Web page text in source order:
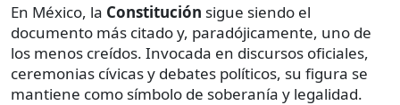
En México, la Constitución sigue siendo el
documento más citado y, paradójicamente, uno de
los menos creídos. Invocada en discursos oficiales,
ceremonias cívicas y debates políticos, su figura se
mantiene como símbolo de soberanía y legalidad.